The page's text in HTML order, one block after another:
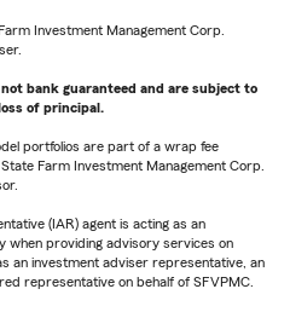
Investment Management Corp.
bank guaranteed and are subject to
of principal.
portfolios are part of a wrap fee
Farm Investment Management Corp.
(IAR) agent is acting as an
when providing advisory services on
an investment adviser representative, an
representative on behalf of SFVPMC.